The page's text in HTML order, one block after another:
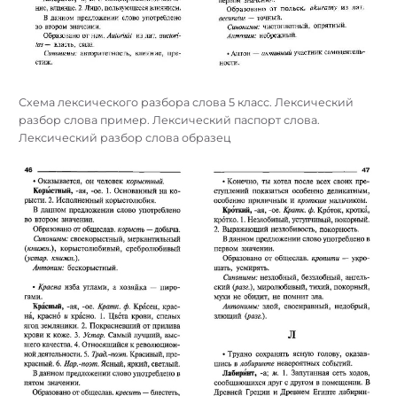
Схема лексического разбора слова 5 класс. Лексический
разбор слова пример. Лексический паспорт слова.
Лексический разбор слова образец